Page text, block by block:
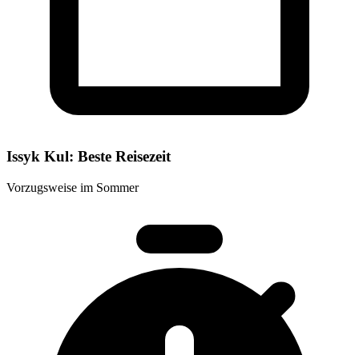
Issyk Kul: Beste Reisezeit
Vorzugsweise im Sommer